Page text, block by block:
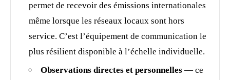
permet de recevoir des émissions internationales
même lorsque les réseaux locaux sont hors
service. C’est l’équipement de communication le
plus résilient disponible à l’échelle individuelle.
Observations directes et personnelles — ce